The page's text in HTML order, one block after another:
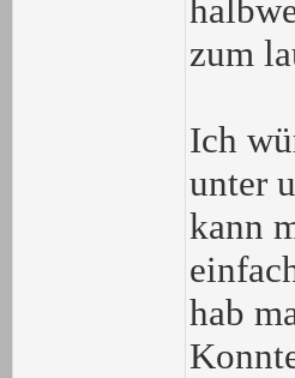
zum
Ich
unter
kann
hab